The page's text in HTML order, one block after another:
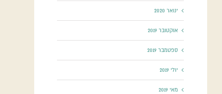
ינואר 2020
אוקטובר 2019
ספטמבר 2019
יולי 2019
מאי 2019